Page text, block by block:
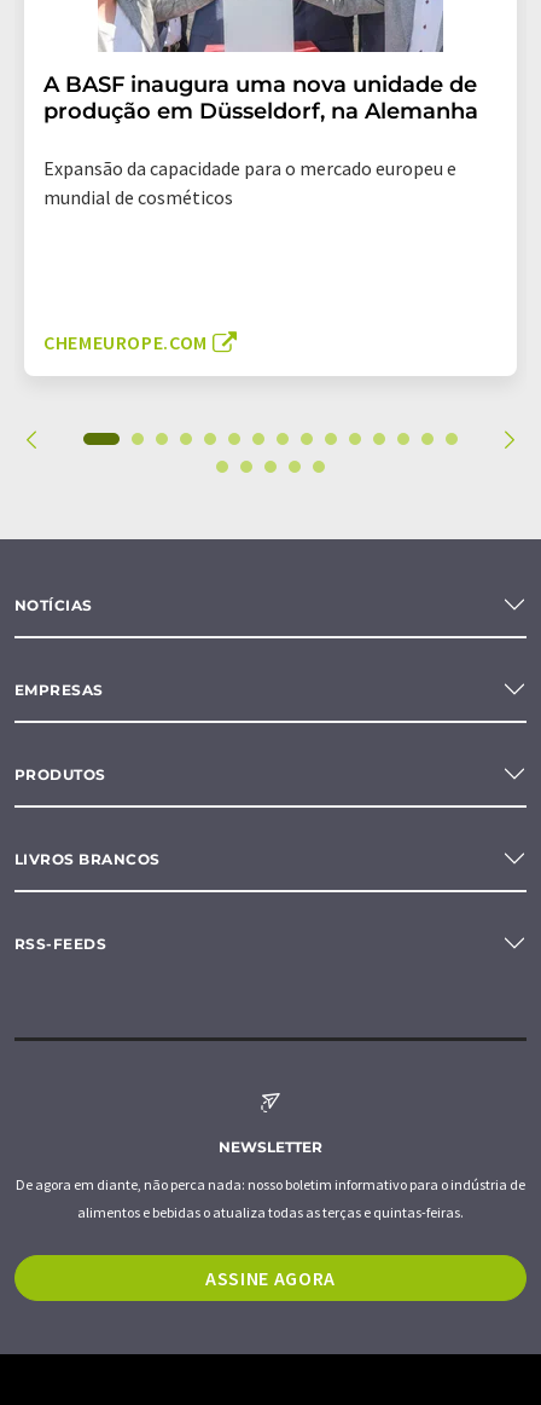
A BASF inaugura uma nova unidade de
produção em Düsseldorf, na Alemanha
Expansão da capacidade para o mercado europeu e
mundial de cosméticos
CHEMEUROPE.COM
NOTÍCIAS
EMPRESAS
PRODUTOS
LIVROS BRANCOS
RSS-FEEDS
NEWSLETTER
De agora em diante, não perca nada: nosso boletim informativo para o indústria de
alimentos e bebidas o atualiza todas as terças e quintas-feiras.
ASSINE AGORA